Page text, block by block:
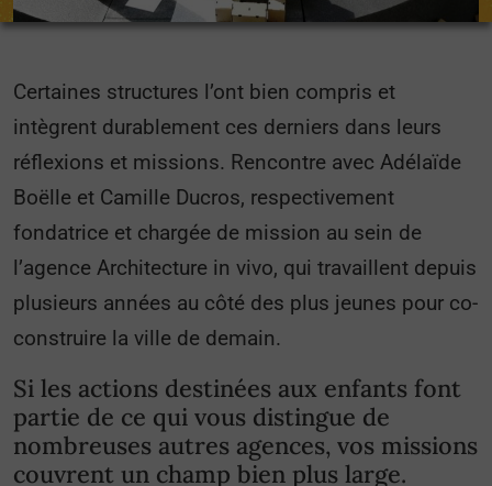
Certaines structures l’ont bien compris et
intègrent durablement ces derniers dans leurs
réflexions et missions. Rencontre avec Adélaïde
Boëlle et Camille Ducros, respectivement
fondatrice et chargée de mission au sein de
l’agence Architecture in vivo, qui travaillent depuis
plusieurs années au côté des plus jeunes pour co-
construire la ville de demain.
Si les actions destinées aux enfants font
partie de ce qui vous distingue de
nombreuses autres agences, vos missions
couvrent un champ bien plus large.